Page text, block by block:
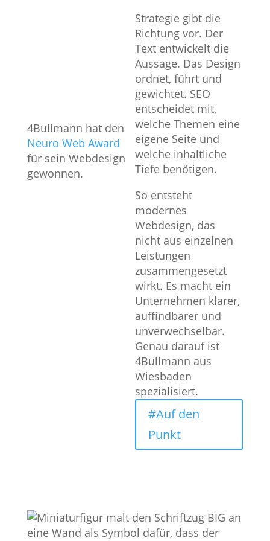
4Bullmann hat den
Neuro Web Award
für sein Webdesign
gewonnen.
Strategie gibt die
Richtung vor. Der
Text entwickelt die
Aussage. Das Design
ordnet, führt und
gewichtet. SEO
entscheidet mit,
welche Themen eine
eigene Seite und
welche inhaltliche
Tiefe benötigen.
So entsteht
modernes
Webdesign, das
nicht aus einzelnen
Leistungen
zusammengesetzt
wirkt. Es macht ein
Unternehmen klarer,
auffindbarer und
unverwechselbar.
Genau darauf ist
4Bullmann aus
Wiesbaden
spezialisiert.
#Auf den
Punkt